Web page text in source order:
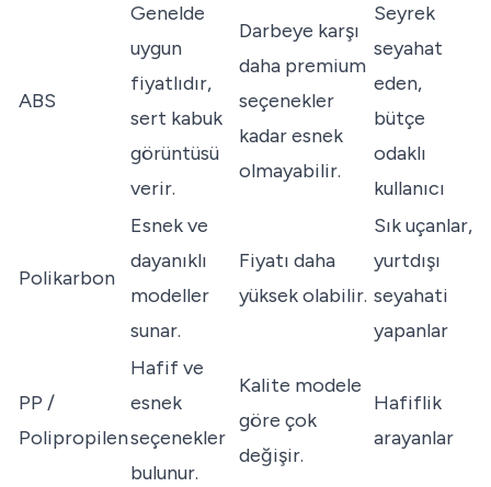
ABS
Genelde
uygun
fiyatlıdır,
sert kabuk
görüntüsü
verir.
Darbeye karşı
daha premium
seçenekler
kadar esnek
olmayabilir.
Seyrek
seyahat
eden,
bütçe
odaklı
kullanıcı
Polikarbon
Esnek ve
dayanıklı
modeller
sunar.
Fiyatı daha
yüksek olabilir.
Sık uçanlar,
yurtdışı
seyahati
yapanlar
PP /
Polipropilen
Hafif ve
esnek
seçenekler
bulunur.
Kalite modele
göre çok
değişir.
Hafiflik
arayanlar